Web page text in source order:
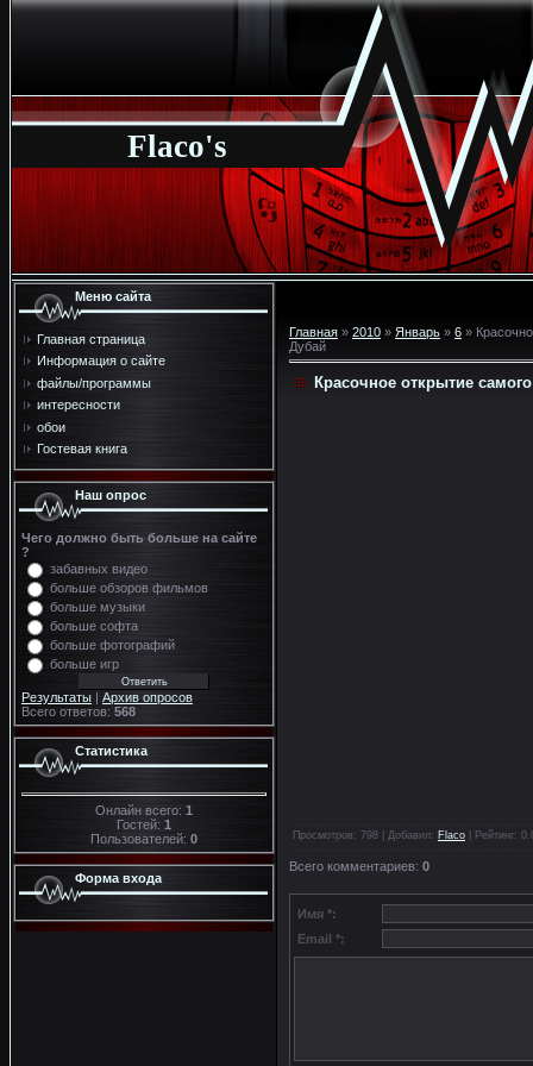
Flaco's
Меню сайта
Главная страница
Информация о сайте
файлы/программы
интересности
обои
Гостевая книга
Наш опрос
Чего должно быть больше на сайте
?
забавных видео
больше обзоров фильмов
больше музыки
больше софта
больше фотографий
больше игр
Результаты | Архив опросов
Всего ответов: 568
Статистика
Онлайн всего: 1
Гостей: 1
Пользователей: 0
Форма входа
Главная » 2010 » Январь » 6 »
Дубай
Красочное открытие
Просмотров : 798 | Добавил: Flaco Рейтинг:
Всего комментариев: 0
Имя *:
Email *: